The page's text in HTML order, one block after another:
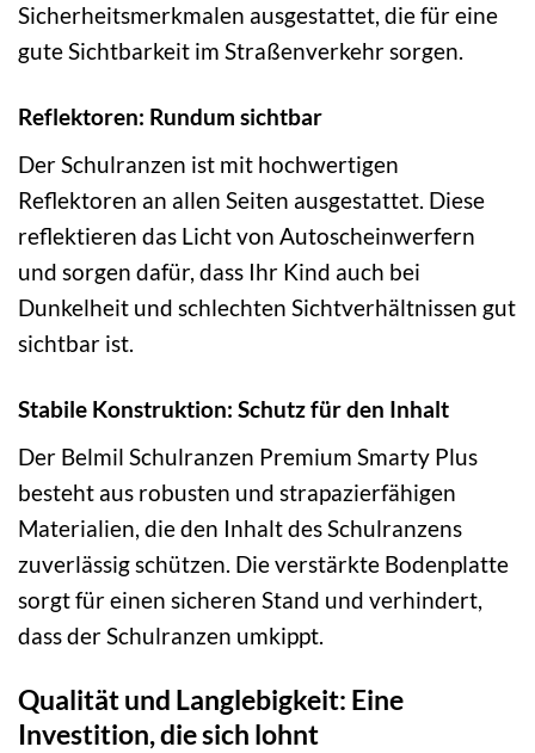
Sicherheitsmerkmalen ausgestattet, die für eine
gute Sichtbarkeit im Straßenverkehr sorgen.
Reflektoren: Rundum sichtbar
Der Schulranzen ist mit hochwertigen
Reflektoren an allen Seiten ausgestattet. Diese
reflektieren das Licht von Autoscheinwerfern
und sorgen dafür, dass Ihr Kind auch bei
Dunkelheit und schlechten Sichtverhältnissen gut
sichtbar ist.
Stabile Konstruktion: Schutz für den Inhalt
Der Belmil Schulranzen Premium Smarty Plus
besteht aus robusten und strapazierfähigen
Materialien, die den Inhalt des Schulranzens
zuverlässig schützen. Die verstärkte Bodenplatte
sorgt für einen sicheren Stand und verhindert,
dass der Schulranzen umkippt.
Qualität und Langlebigkeit: Eine
Investition, die sich lohnt